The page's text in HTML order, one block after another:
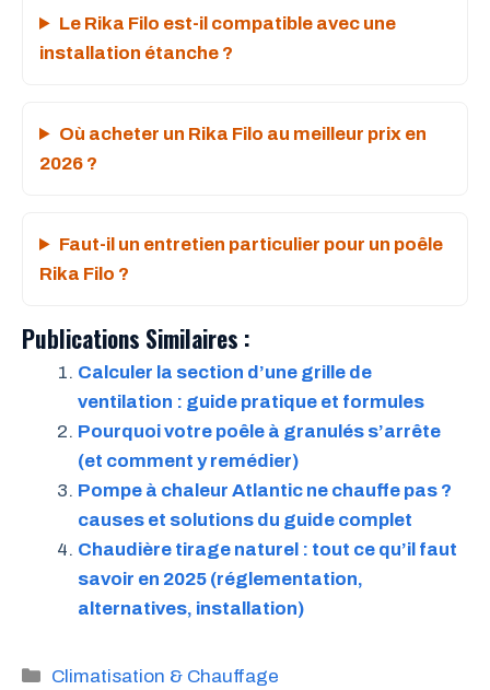
Le Rika Filo est-il compatible avec une
installation étanche ?
Où acheter un Rika Filo au meilleur prix en
2026 ?
Faut-il un entretien particulier pour un poêle
Rika Filo ?
Publications Similaires :
Calculer la section d’une grille de
ventilation : guide pratique et formules
Pourquoi votre poêle à granulés s’arrête
(et comment y remédier)
Pompe à chaleur Atlantic ne chauffe pas ?
causes et solutions du guide complet
Chaudière tirage naturel : tout ce qu’il faut
savoir en 2025 (réglementation,
alternatives, installation)
Catégories
Climatisation & Chauffage